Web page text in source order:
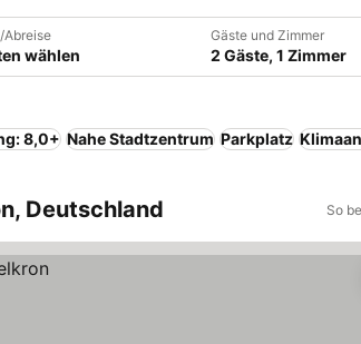
wählen
Gäste und Zimmer
2 Gäste, 1 Zimmer
8,0+ Nahe Stadtzentrum Parkplatz
Deutschland So